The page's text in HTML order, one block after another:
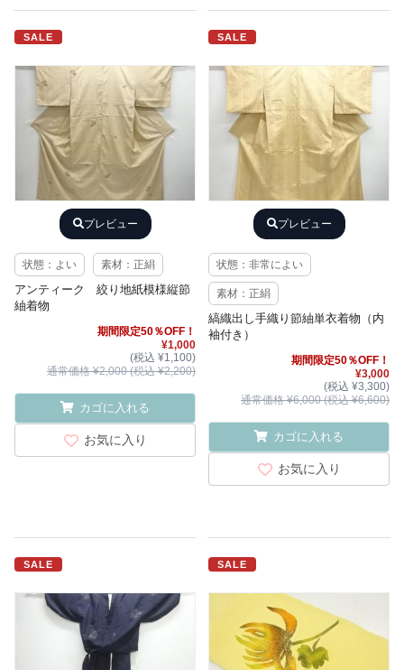
SALE
プレビュー
状態：よい 素材：正絹
アンティーク 絞り地紙模様縦節
紬着物
期間限定50％OFF！
¥1,000
(税込 ¥1,100)
通常価格 ¥2,000 (税込 ¥2,200)
カゴに入れる
お気に入り
SALE
プレビュー
状態：非常によい
素材：正絹
縞織出し手織り節紬単衣着物（内
袖付き）
期間限定50％OFF！
¥3,000
(税込 ¥3,300)
通常価格 ¥6,000 (税込 ¥6,600)
カゴに入れる
お気に入り
SALE SALE